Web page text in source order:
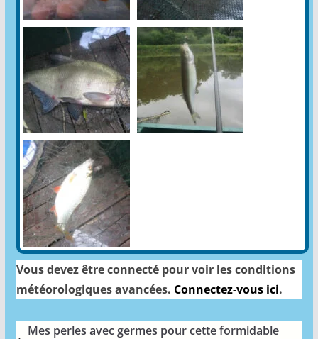
Vous devez être connecté pour voir les conditions
météorologiques avancées. Connectez-vous ici.
Mes perles avec germes pour cette formidable